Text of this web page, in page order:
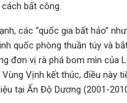
bất công.
các “quốc gia bất hảo”
quốc phòng thuần túy và
đơn vị rà phá bom mìn của
Vịnh kết thúc, điều này
tại Ấn Độ Dương (2001-